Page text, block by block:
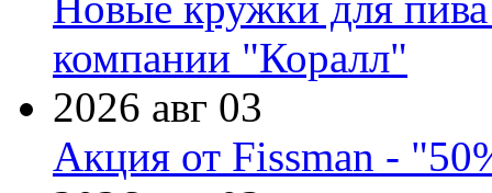
компании "Коралл"
2026 авг 03
Акция от Fissman -